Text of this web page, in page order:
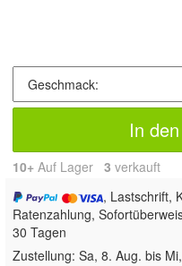
In
10+ Auf Lager 3 verkauft
, Lastschrift,
Ratenzahlung,
30 Tagen
Zustellung: Sa, 8. Aug. bis